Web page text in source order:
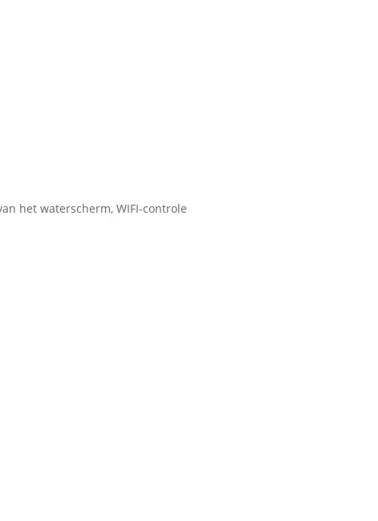
het waterscherm, WIFI-controle